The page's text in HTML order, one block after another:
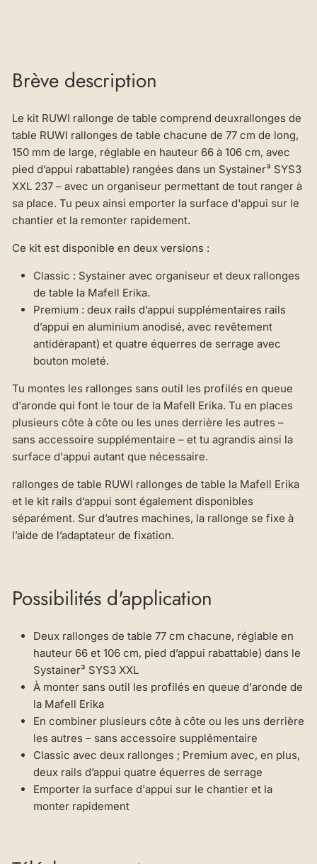
Brève description
Le kit RUWI rallonge de table comprend deuxrallonges de
table RUWI rallonges de table chacune de 77 cm de long,
150 mm de large, réglable en hauteur 66 à 106 cm, avec
pied d’appui rabattable) rangées dans un Systainer³ SYS3
XXL 237 – avec un organiseur permettant de tout ranger à
sa place. Tu peux ainsi emporter la surface d'appui sur le
chantier et la remonter rapidement.
Ce kit est disponible en deux versions :
Classic : Systainer avec organiseur et deux rallonges
de table la Mafell Erika.
Premium : deux rails d’appui supplémentaires rails
d’appui en aluminium anodisé, avec revêtement
antidérapant) et quatre équerres de serrage avec
bouton moleté.
Tu montes les rallonges sans outil les profilés en queue
d'aronde qui font le tour de la Mafell Erika. Tu en places
plusieurs côte à côte ou les unes derrière les autres –
sans accessoire supplémentaire – et tu agrandis ainsi la
surface d'appui autant que nécessaire.
rallonges de table RUWI rallonges de table la Mafell Erika
et le kit rails d’appui sont également disponibles
séparément. Sur d’autres machines, la rallonge se fixe à
l’aide de l’adaptateur de fixation.
Possibilités d'application
Deux rallonges de table 77 cm chacune, réglable en
hauteur 66 et 106 cm, pied d’appui rabattable) dans le
Systainer³ SYS3 XXL
À monter sans outil les profilés en queue d'aronde de
la Mafell Erika
En combiner plusieurs côte à côte ou les uns derrière
les autres – sans accessoire supplémentaire
Classic avec deux rallonges ; Premium avec, en plus,
deux rails d’appui quatre équerres de serrage
Emporter la surface d'appui sur le chantier et la
monter rapidement